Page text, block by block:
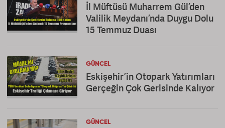
İl Müftüsü Muharrem Gül’den
Valilik Meydanı’nda Duygu Dolu
15 Temmuz Duası
GÜNCEL
Eskişehir’in Otopark Yatırımları
Gerçeğin Çok Gerisinde Kalıyor
GÜNCEL